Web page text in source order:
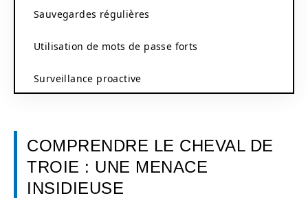
Sauvegardes régulières
Utilisation de mots de passe forts
Surveillance proactive
COMPRENDRE LE CHEVAL DE
TROIE : UNE MENACE
INSIDIEUSE